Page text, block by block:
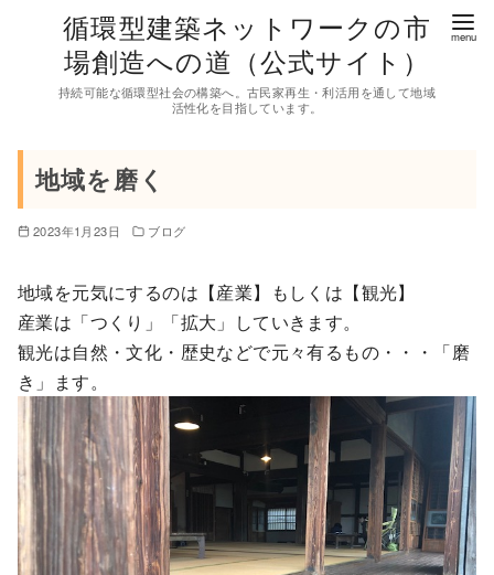
循環型建築ネットワークの市
場創造への道（公式サイト）
持続可能な循環型社会の構築へ。古民家再生・利活用を通して地域
活性化を目指しています。
地域を磨く
2023年1月23日 ブログ
地域を元気にするのは【産業】もしくは【観光】
産業は「つくり」「拡大」していきます。
観光は自然・文化・歴史などで元々有るもの・・・「磨
き」ます。